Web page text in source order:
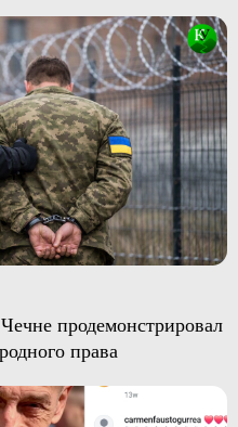
продемонстрировал
права